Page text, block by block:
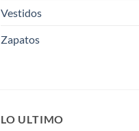
Vestidos
Zapatos
LO ULTIMO